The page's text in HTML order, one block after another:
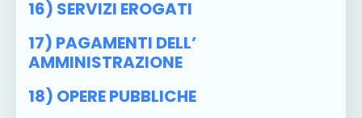
16) SERVIZI EROGATI
17) PAGAMENTI DELL’
AMMINISTRAZIONE
18) OPERE PUBBLICHE